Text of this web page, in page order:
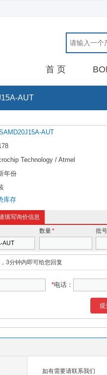
首 页
AUT
AUT
Technology / Atmel
年份
库存
填写询价信息
数量* 批号
3分钟内即可给您回复
*电话：
提
如有需要请联系我们